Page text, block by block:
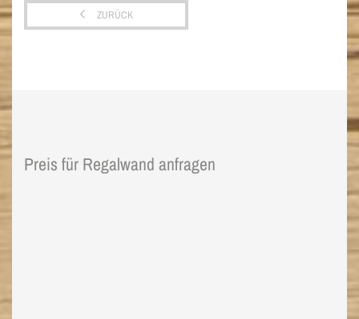
ZURÜCK
Preis für Regalwand anfragen